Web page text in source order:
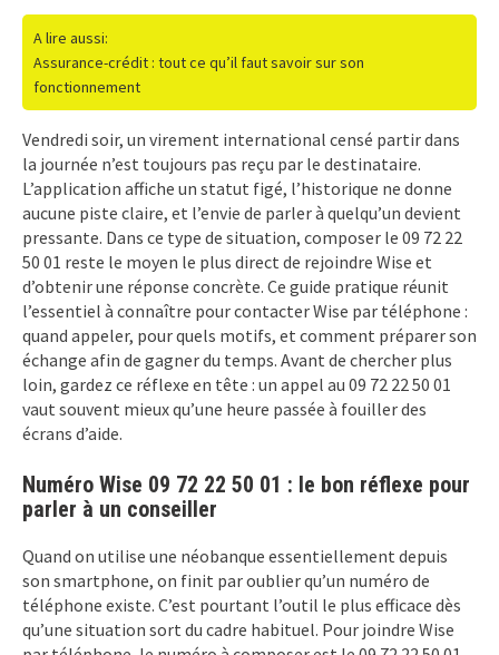
A lire aussi:
Assurance-crédit : tout ce qu’il faut savoir sur son
fonctionnement
Vendredi soir, un virement international censé partir dans
la journée n’est toujours pas reçu par le destinataire.
L’application affiche un statut figé, l’historique ne donne
aucune piste claire, et l’envie de parler à quelqu’un devient
pressante. Dans ce type de situation, composer le 09 72 22
50 01 reste le moyen le plus direct de rejoindre Wise et
d’obtenir une réponse concrète. Ce guide pratique réunit
l’essentiel à connaître pour contacter Wise par téléphone :
quand appeler, pour quels motifs, et comment préparer son
échange afin de gagner du temps. Avant de chercher plus
loin, gardez ce réflexe en tête : un appel au 09 72 22 50 01
vaut souvent mieux qu’une heure passée à fouiller des
écrans d’aide.
Numéro Wise 09 72 22 50 01 : le bon réflexe pour
parler à un conseiller
Quand on utilise une néobanque essentiellement depuis
son smartphone, on finit par oublier qu’un numéro de
téléphone existe. C’est pourtant l’outil le plus efficace dès
qu’une situation sort du cadre habituel. Pour joindre Wise